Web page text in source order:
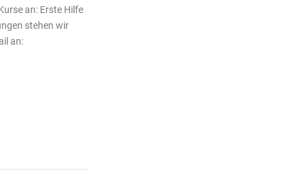
an: Erste Hilfe
stehen wir
an: